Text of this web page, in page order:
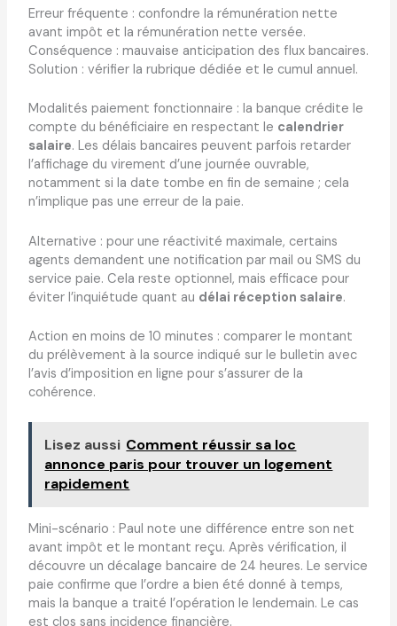
Erreur fréquente : confondre la rémunération nette
avant impôt et la rémunération nette versée.
Conséquence : mauvaise anticipation des flux bancaires.
Solution : vérifier la rubrique dédiée et le cumul annuel.
Modalités paiement fonctionnaire : la banque crédite le
compte du bénéficiaire en respectant le calendrier
salaire. Les délais bancaires peuvent parfois retarder
l’affichage du virement d’une journée ouvrable,
notamment si la date tombe en fin de semaine ; cela
n’implique pas une erreur de la paie.
Alternative : pour une réactivité maximale, certains
agents demandent une notification par mail ou SMS du
service paie. Cela reste optionnel, mais efficace pour
éviter l’inquiétude quant au délai réception salaire.
Action en moins de 10 minutes : comparer le montant
du prélèvement à la source indiqué sur le bulletin avec
l’avis d’imposition en ligne pour s’assurer de la
cohérence.
Lisez aussi Comment réussir sa loc
annonce paris pour trouver un logement
rapidement
Mini-scénario : Paul note une différence entre son net
avant impôt et le montant reçu. Après vérification, il
découvre un décalage bancaire de 24 heures. Le service
paie confirme que l’ordre a bien été donné à temps,
mais la banque a traité l’opération le lendemain. Le cas
est clos sans incidence financière.